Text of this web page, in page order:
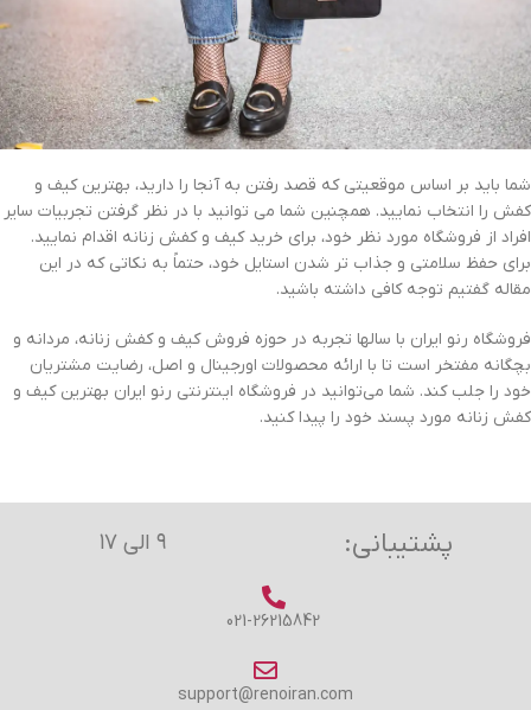
شما باید بر اساس موقعیتی که قصد رفتن به آنجا را دارید، بهترین کیف و
کفش را انتخاب نمایید. همچنین شما می توانید با در نظر گرفتن تجربیات سایر
افراد از فروشگاه مورد نظر خود، برای خرید کیف و کفش زنانه اقدام نمایید.
برای حفظ سلامتی و جذاب تر شدن استایل خود، حتماً به نکاتی که در این
مقاله گفتیم توجه کافی داشته باشید.
فروشگاه رنو ایران با سالها تجربه در حوزه فروش کیف و کفش زنانه، مردانه و
بچگانه مفتخر است تا با ارائه محصولات اورجینال و اصل، رضایت مشتریان
خود را جلب کند. شما می‌توانید در فروشگاه اینترنتی رنو ایران بهترین کیف و
کفش زنانه مورد پسند خود را پیدا کنید.
پشتیبانی: ۹ الی ۱۷
021-26215842
support@renoiran.com